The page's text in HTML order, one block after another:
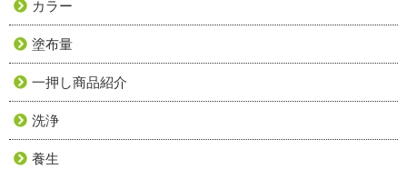
カラー
塗布量
一押し商品紹介
洗浄
養生